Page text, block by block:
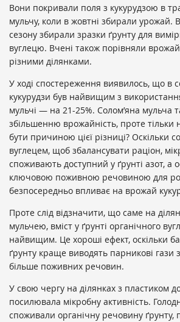
Вони покривали поля з кукурудзою в
мульчу, коли в жовтні збирали урожай.
сезону збирали зразки ґрунту для
вуглецю. Вчені також порівняли
різними ділянками.
У ході спостереження виявилось, що в
кукурудзи був найвищим з
мульчі — на 21-25%. Солом’яна мульча
збільшенню врожайність, проте
бути причиною цієї різниці? Оскільки
вуглецем, щоб збалансувати раціон,
споживають доступний у ґрунті азот, а
ключовою поживною речовиною для
безпосередньо впливає на врожай
Проте слід відзначити, що саме на
мульчею, вміст у ґрунті органічного
найвищим. Це хороші ефект, оскільки
ґрунту краще виводять парникові гази
більше поживних речовин.
У свою чергу на ділянках з пластиком
посилювала мікробну активність.
споживали органічну речовину ґрунту,